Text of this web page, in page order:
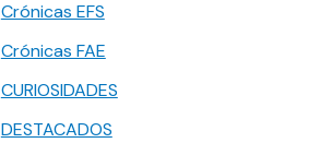
Crónicas EFS
Crónicas FAE
CURIOSIDADES
DESTACADOS